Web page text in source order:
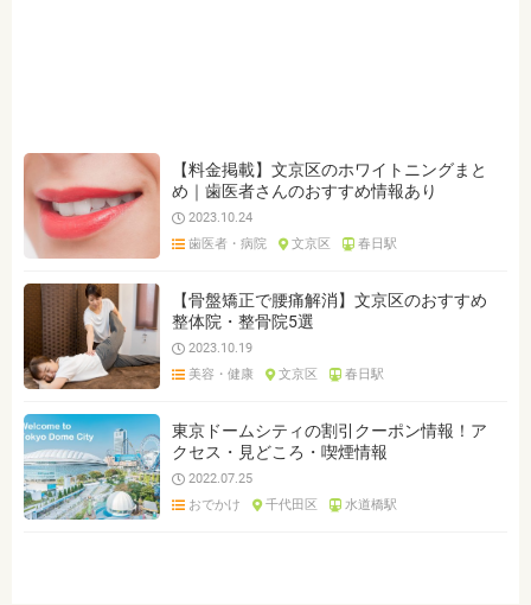
【料金掲載】文京区のホワイトニングまと
め｜歯医者さんのおすすめ情報あり
2023.10.24
歯医者・病院
文京区 春日駅
【骨盤矯正で腰痛解消】文京区のおすすめ
整体院・整骨院5選
2023.10.19
美容・健康
文京区 春日駅
東京ドームシティの割引クーポン情報！ア
クセス・見どころ・喫煙情報
2022.07.25
おでかけ
千代田区 水道橋駅